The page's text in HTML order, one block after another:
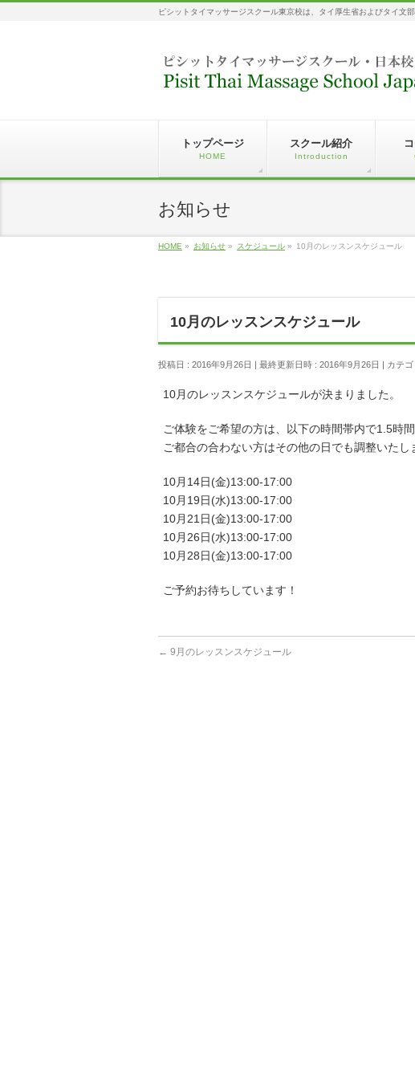
ピシットタイマッサージスクール東京校は、タイ厚生省およびタイ文
トップページ
HOME
スクール紹介
Introduction
お知らせ
HOME » お知らせ » スケジュール » 10月のレッスンスケジュール
10月のレッスンスケジュール
投稿日 : 2016年9月26日 最終更新日時 : 2016年9月26日 カテゴ
10月のレッスンスケジュールが決まりました。
ご体験をご希望の方は、以下の時間帯内で1.5時
ご都合の合わない方はその他の日でも調整いたし
10月14日(金)13:00-17:00
10月19日(水)13:00-17:00
10月21日(金)13:00-17:00
10月26日(水)13:00-17:00
10月28日(金)13:00-17:00
ご予約お待ちしています！
← 9月のレッスンスケジュール